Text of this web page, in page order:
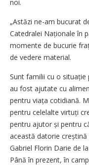
noi.
„Astăzi ne-am bucurat
Catedralei Naționale în
momente de bucurie
de vedere material.
Sunt familii cu o
au fost ajutate cu
pentru viața cotidiană.
pentru celelalte virtuți
pentru ajutor și pentru
această datorie
Gabriel Florin Darie de
Până în prezent, în